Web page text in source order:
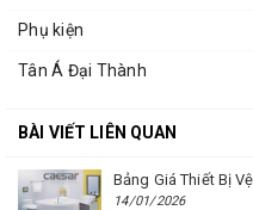
Phụ kiện
Tân Á Đại Thành
BÀI VIẾT LIÊN QUAN
14/01/2026